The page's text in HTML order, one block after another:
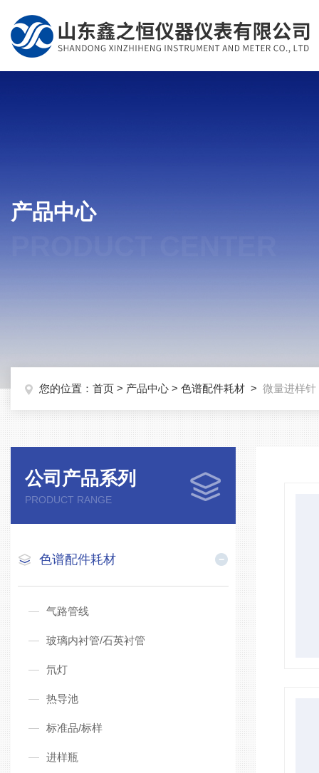
产品中心
您的位置： 首页 > 产品中心 > 色谱配件耗材 > 微量进样针
公司产品系列
PRODUCT RANGE
色谱配件耗材
气路管线
玻璃内衬管/石英衬管
氘灯
热导池
标准品/标样
进样瓶